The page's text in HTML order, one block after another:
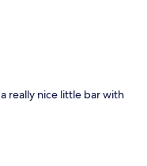
really nice little bar with